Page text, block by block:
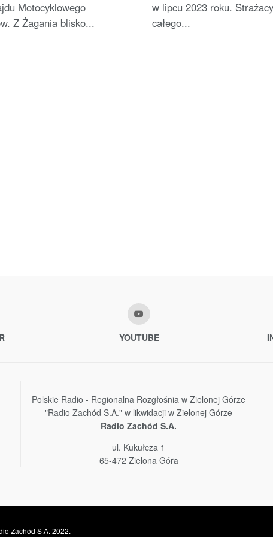
Motocyklowego
Z Żagania blisko...
w lipcu 2023 roku.
całego...
YOUTUBE
Polskie Radio - Regionalna Rozgłośnia w Zielonej Górze
"Radio Zachód S.A." w likwidacji w Zielonej Górze
Radio Zachód S.A.
ul. Kukułcza 1
65-472 Zielona Góra
Zachód S.A. 2022.